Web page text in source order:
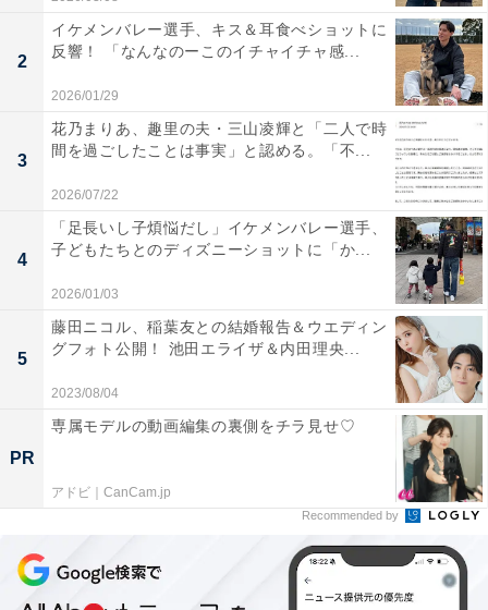
2
イケメンバレー選手、キス＆耳食べショットに
反響！ 「なんなのーこのイチャイチャ感...
2026/01/29
3
花乃まりあ、趣里の夫・三山凌輝と「二人で時
間を過ごしたことは事実」と認める。「不...
2026/07/22
4
「足長いし子煩悩だし」イケメンバレー選手、
子どもたちとのディズニーショットに「か...
2026/01/03
5
藤田ニコル、稲葉友との結婚報告＆ウエディン
グフォト公開！ 池田エライザ＆内田理央...
2023/08/04
PR
専属モデルの動画編集の裏側をチラ見せ♡
アドビ｜CanCam.jp
Recommended by